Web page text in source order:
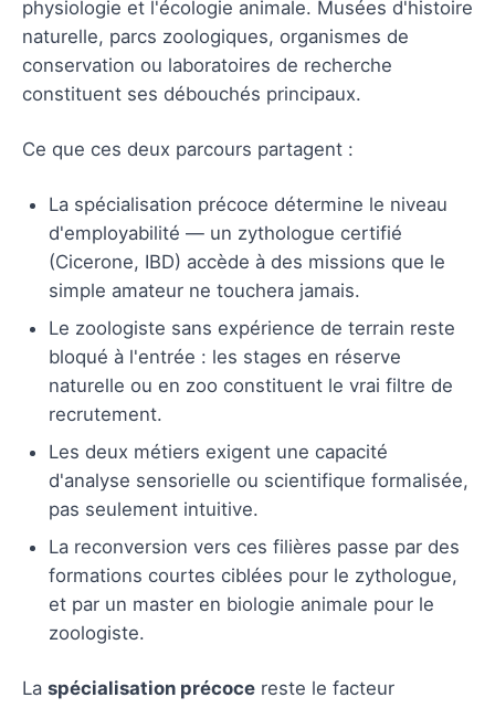
physiologie et l'écologie animale. Musées d'histoire
naturelle, parcs zoologiques, organismes de
conservation ou laboratoires de recherche
constituent ses débouchés principaux.
Ce que ces deux parcours partagent :
La spécialisation précoce détermine le niveau
d'employabilité — un zythologue certifié
(Cicerone, IBD) accède à des missions que le
simple amateur ne touchera jamais.
Le zoologiste sans expérience de terrain reste
bloqué à l'entrée : les stages en réserve
naturelle ou en zoo constituent le vrai filtre de
recrutement.
Les deux métiers exigent une capacité
d'analyse sensorielle ou scientifique formalisée,
pas seulement intuitive.
La reconversion vers ces filières passe par des
formations courtes ciblées pour le zythologue,
et par un master en biologie animale pour le
zoologiste.
La spécialisation précoce reste le facteur